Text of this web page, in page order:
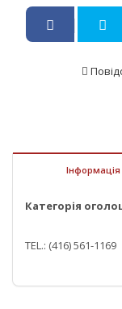
Інформація
Категорія
TEL.: (416) 561-1169